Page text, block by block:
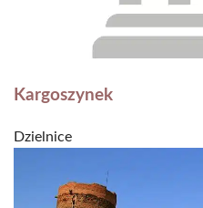
Kargoszynek
Dzielnice